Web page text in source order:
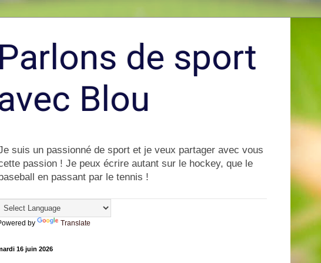
de sport
Blou
suis un passionné de sport et je veux partager avec vous
passion ! Je peux écrire autant sur le hockey, que le
en passant par le tennis !
by Translate
16 juin 2026